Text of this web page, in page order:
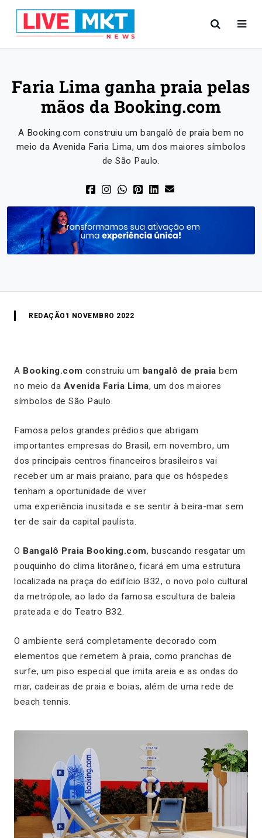
Faria Lima ganha praia pelas
mãos da Booking.com
A Booking.com construiu um bangalô de praia bem no
meio da Avenida Faria Lima, um dos maiores símbolos
de São Paulo.
REDAÇÃO 1 NOVEMBRO 2022
A Booking.com construiu um bangalô de praia bem
no meio da Avenida Faria Lima, um dos maiores
símbolos de São Paulo.
Famosa pelos grandes prédios que abrigam
importantes empresas do Brasil, em novembro, um
dos principais centros financeiros brasileiros vai
receber um ar mais praiano, para que os hóspedes
tenham a oportunidade de viver
uma experiência inusitada e se sentir à beira-mar sem
ter de sair da capital paulista.
O Bangalô Praia Booking.com, buscando resgatar um
pouquinho do clima litorâneo, ficará em uma estrutura
localizada na praça do edifício B32, o novo polo cultural
da metrópole, ao lado da famosa escultura de baleia
prateada e do Teatro B32.
O ambiente será completamente decorado com
elementos que remetem à praia, como pranchas de
surfe, um piso especial que imita areia e as ondas do
mar, cadeiras de praia e boias, além de uma rede de
beach tennis.